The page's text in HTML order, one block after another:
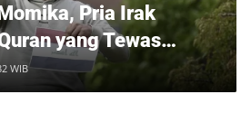
Pria Irak
yang Tewas
WIB